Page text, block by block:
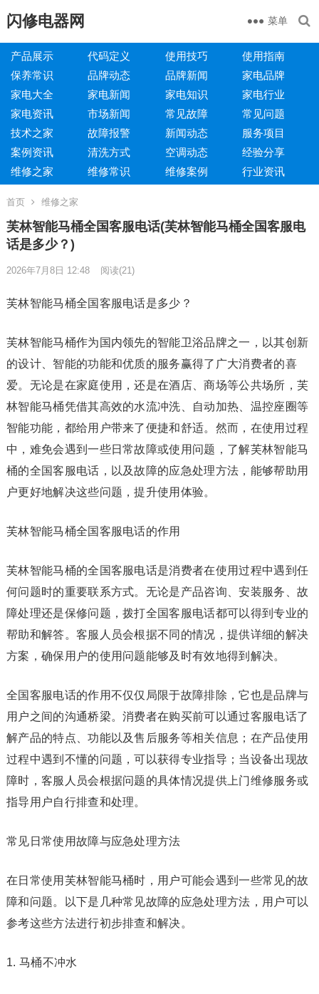
闪修电器网 菜单
产品展示 代码定义 使用技巧
使用指南
保养常识
品牌动态 品牌新闻
家电品牌
家电大全
家电新闻 家电知识
家电行业
家电资讯
市场新闻 常见故障
常见问题
技术之家
故障报警 新闻动态
服务项目
案例资讯
清洗方式 空调动态
经验分享
维修之家
维修常识 维修案例 行业资讯
首页 维修之家
芙林智能马桶全国客服电话(芙林智能马桶全国客服电
话是多少？)
2026年7月8日 12:48 阅读(21)
芙林智能马桶全国客服电话是多少？
芙林智能马桶作为国内领先的智能卫浴品牌之一，以其创新
的设计、智能的功能和优质的服务赢得了广大消费者的喜
爱。无论是在家庭使用，还是在酒店、商场等公共场所，芙
林智能马桶凭借其高效的水流冲洗、自动加热、温控座圈等
智能功能，都给用户带来了便捷和舒适。然而，在使用过程
中，难免会遇到一些日常故障或使用问题，了解芙林智能马
桶的全国客服电话，以及故障的应急处理方法，能够帮助用
户更好地解决这些问题，提升使用体验。
芙林智能马桶全国客服电话的作用
芙林智能马桶的全国客服电话是消费者在使用过程中遇到任
何问题时的重要联系方式。无论是产品咨询、安装服务、故
障处理还是保修问题，拨打全国客服电话都可以得到专业的
帮助和解答。客服人员会根据不同的情况，提供详细的解决
方案，确保用户的使用问题能够及时有效地得到解决。
全国客服电话的作用不仅仅局限于故障排除，它也是品牌与
用户之间的沟通桥梁。消费者在购买前可以通过客服电话了
解产品的特点、功能以及售后服务等相关信息；在产品使用
过程中遇到不懂的问题，可以获得专业指导；当设备出现故
障时，客服人员会根据问题的具体情况提供上门维修服务或
指导用户自行排查和处理。
常见日常使用故障与应急处理方法
在日常使用芙林智能马桶时，用户可能会遇到一些常见的故
障和问题。以下是几种常见故障的应急处理方法，用户可以
参考这些方法进行初步排查和解决。
1. 马桶不冲水